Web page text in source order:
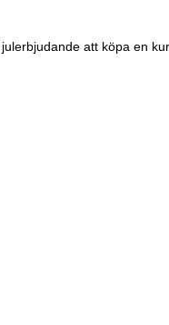
att köpa en